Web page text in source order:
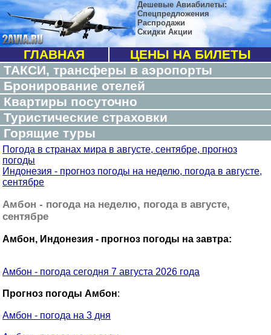
Дешевые Авиабилеты:
Спецпредложения
Распродажи
Скидки Акции
ГЛАВНАЯ
ЦЕНЫ НА БИЛЕТЫ
ТАКСИ, трансферы в аэропорты
Бронирование отелей
Квартиры посуточно
Туристические страховки
Горящие туры
Погода в странах мира в августе, сентябре, прогноз
погоды
Индонезия - прогноз погоды на неделю, погода в августе,
сентябре
Амбон - погода на неделю, погода в августе,
сентябре
Амбон, Индонезия - прогноз погоды на завтра:
Амбон - погода сегодня 7 августа 2026 года
Прогноз погоды Амбон:
Амбон - погода на 3 дня